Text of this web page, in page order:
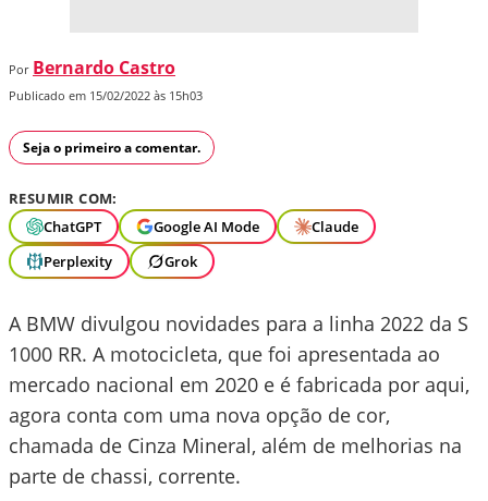
Por Bernardo Castro
Publicado em 15/02/2022 às 15h03
Seja o primeiro a comentar.
RESUMIR COM:
ChatGPT
Google AI Mode
Claude
Perplexity
Grok
A BMW divulgou novidades para a linha 2022 da S
1000 RR. A motocicleta, que foi apresentada ao
mercado nacional em 2020 e é fabricada por aqui,
agora conta com uma nova opção de cor,
chamada de Cinza Mineral, além de melhorias na
parte de chassi, corrente.